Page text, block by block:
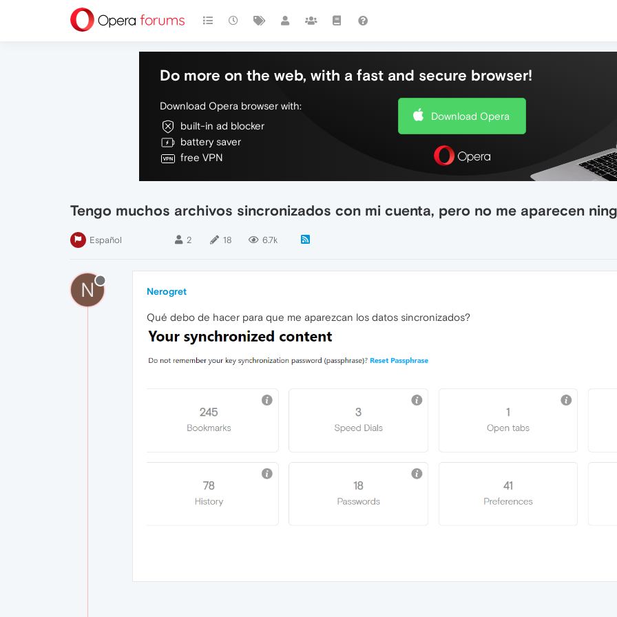
Do more on the web, with a fast and secure browser!
Download Opera browser with:
built-in ad blocker
battery saver
free VPN
Download Opera
Tengo muchos archivos sincronizados con mi cuenta, pero no me aparecen
Español 2 18 6.7k
N Nerogret
Qué debo de hacer para que me aparezcan los datos sincronizados?